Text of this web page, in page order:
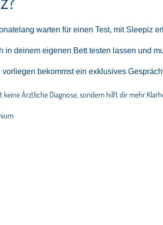
warten für einen Test, mit Sleepiz
in deinem eigenen Bett testen lassen und
bekommst ein exklusives Gespräch
keine Ärztliche Diagnose, sondern hilft dir mehr